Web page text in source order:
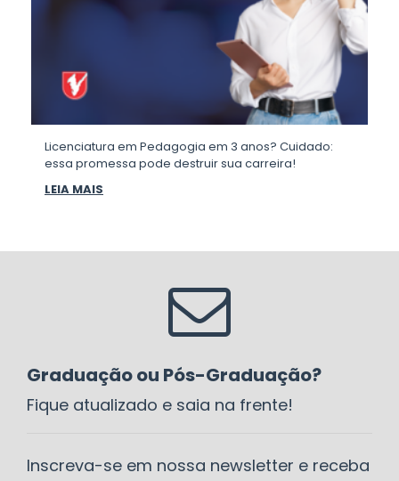
Licenciatura em Pedagogia em 3 anos? Cuidado:
essa promessa pode destruir sua carreira!
LEIA MAIS
Graduação ou Pós-Graduação?
Fique atualizado e saia na frente!
Inscreva-se em nossa newsletter e receba